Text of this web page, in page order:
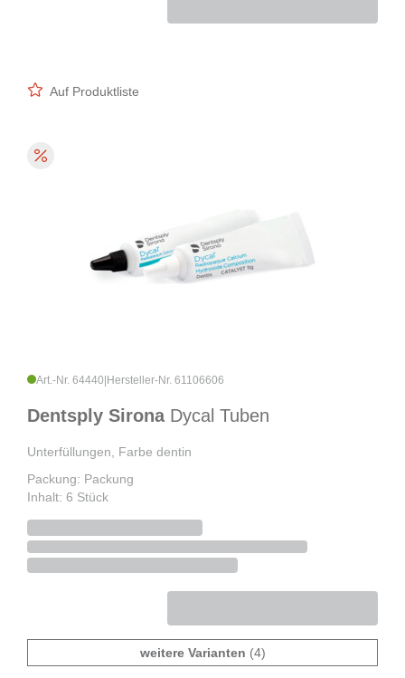
Auf Produktliste
Art.-Nr. 64440 Hersteller-Nr. 61106606
Dentsply Sirona Dycal Tuben
Unterfüllungen, Farbe dentin
Packung: Packung
Inhalt: 6 Stück
weitere Varianten (4)